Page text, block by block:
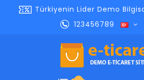
Türkiyenin Lider Demo
123456789